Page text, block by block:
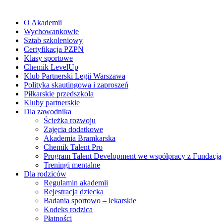
O Akademii
Wychowankowie
Sztab szkoleniowy
Certyfikacja PZPN
Klasy sportowe
Chemik LevelUp
Klub Partnerski Legii Warszawa
Polityka skautingowa i zaproszeń
Piłkarskie przedszkola
Kluby partnerskie
Dla zawodnika
Ścieżka rozwoju
Zajęcia dodatkowe
Akademia Bramkarska
Chemik Talent Pro
Program Talent Development we współpracy z
Treningi mentalne
Dla rodziców
Regulamin akademii
Rejestracja dziecka
Badania sportowo – lekarskie
Kodeks rodzica
Płatności